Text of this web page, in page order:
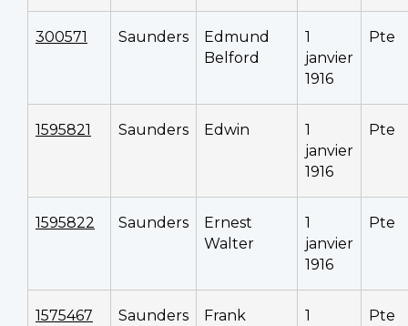
300571 Saunders
Edmund
Belford
1
janvier
1916
Pte
1595821 Saunders Edwin
1
janvier
1916
Pte
1595822 Saunders
Ernest
Walter
1
janvier
1916
Pte
1575467 Saunders Frank
1
Pte